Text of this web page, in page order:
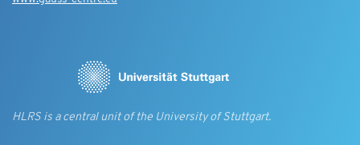
HLRS is a central unit of the University of Stuttgart.